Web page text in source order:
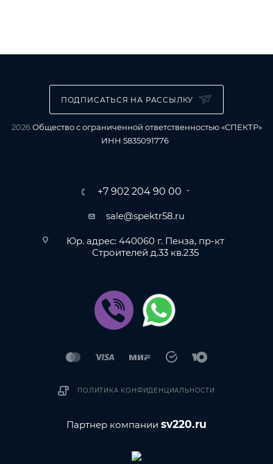
ПОДПИСАТЬСЯ НА РАССЫЛКУ
2026Общество с ограниченной ответственностью «СПЕКТР»
ИНН 5835091776
+7 902 204 90 00
sale@spektr58.ru
Юр. адрес: 440060 г. Пенза, пр-кт
Строителей д.33 кв.235
ПОЛИТИКА КОНФИДЕНЦИАЛЬНОСТИ
Партнер компании sv220.ru